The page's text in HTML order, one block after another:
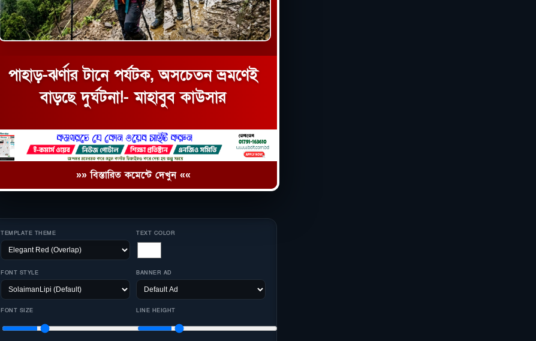
পাহাড়-ঝর্ণার টানে পর্যটক, অসচেতন ভ্রমণেই
বাড়ছে দুর্ঘটনা!- মাহাবুব কাউসার
»» বিস্তারিত কমেন্টে দেখুন ««
TEMPLATE THEME TEXT COLOR
FONT STYLE BANNER AD
FONT SIZE LINE HEIGHT